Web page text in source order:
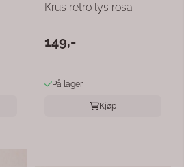
Krus retro lys rosa
149,-
På lager
Kjøp